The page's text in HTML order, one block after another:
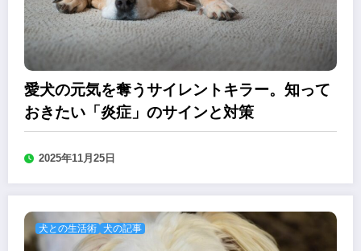
愛犬の元気を奪うサイレントキラー。知って
おきたい「炎症」のサインと対策
2025年11月25日
犬との生活術 犬の記事